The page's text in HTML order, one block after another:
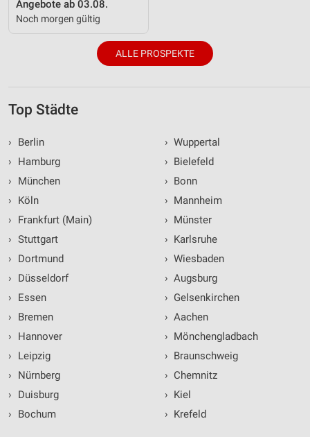
Angebote ab 03.08.
Noch morgen gültig
ALLE PROSPEKTE
Top Städte
›
Berlin
›
Hamburg
›
München
›
Köln
›
Frankfurt (Main)
› Stuttgart
›
Dortmund
›
Düsseldorf
›
Essen
›
Bremen
›
Hannover
›
Leipzig
›
Nürnberg
›
Duisburg
›
Bochum
› Wuppertal
› Bielefeld
› Bonn
› Mannheim
› Münster
› Karlsruhe
› Wiesbaden
› Augsburg
› Gelsenkirchen
› Aachen
› Mönchengladbach
› Braunschweig
› Chemnitz
› Kiel
› Krefeld